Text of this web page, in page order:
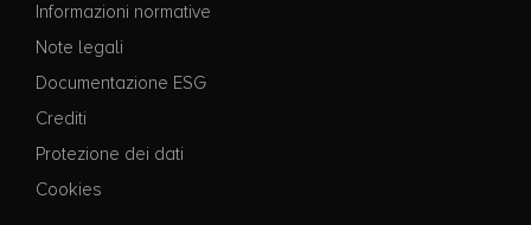
Informazioni normative
Note legali
Documentazione ESG
Crediti
Protezione dei dati
Cookies